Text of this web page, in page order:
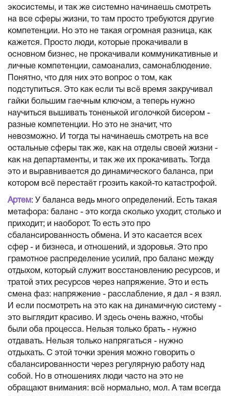
экосистемы, и так же системно начинаешь смотреть
на все сферы жизни, то там просто требуются другие
компетенции. Но это не такая огромная разница, как
кажется. Просто люди, которые прокачивали в
основном бизнес, не прокачивали коммуникативные и
личные компетенции, самоанализ, самонаблюдение.
Понятно, что для них это вопрос о том, как
подступиться. Это как если ты всё время закручивал
гайки большим гаечным ключом, а теперь нужно
научиться вышивать тоненькой иголочкой бисером -
разные компетенции. Но это не значит, что
невозможно. И тогда ты начинаешь смотреть на все
остальные сферы так же, как на отделы своей жизни -
как на департаменты, и так же их прокачивать. Тогда
это и выравнивается до динамического баланса, при
котором всё перестаёт грозить какой-то катастрофой.
Артем : У баланса ведь много определений. Есть такая
метафора: баланс - это когда сколько уходит, столько и
приходит; и наоборот. То есть это про
сбалансированность обмена. И это касается всех
сфер - и бизнеса, и отношений, и здоровья. Это про
грамотное распределение усилий, про баланс между
отдыхом, который служит восстановлению ресурсов, и
тратой этих ресурсов через напряжение. Это и есть
смена фаз: напряжение - расслабление, я дал - я взял.
И если посмотреть на это как на динамичную систему -
это выглядит красиво. И здесь очень важно, чтобы
были оба процесса. Нельзя только брать - нужно
отдавать. Нельзя только напрягаться - нужно
отдыхать. С этой точки зрения можно говорить о
сбалансированности через регулярную работу над
собой. Но в отношениях люди часто на это не
обращают внимания: всё нормально, мол. А там всегда